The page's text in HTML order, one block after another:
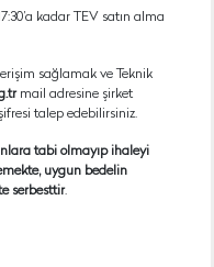
kadar TEV satın alma
sağlamak ve Teknik
mail adresine şirket
talep edebilirsiniz.
tabi olmayıp ihaleyi
uygun bedelin
serbesttir.